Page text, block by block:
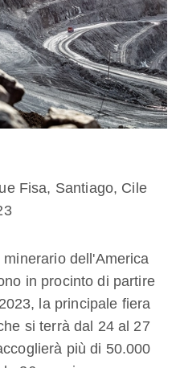
Fisa, Santiago, Cile
dell'America
in procinto di partire
la principale fiera
si terrà dal 24 al 27
più di 50.000